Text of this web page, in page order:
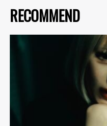
RECOMMEND